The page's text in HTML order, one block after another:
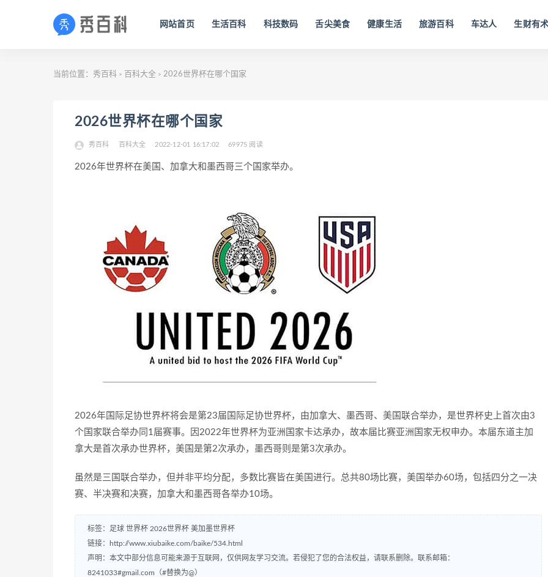
网站首页 生活百科 科技数码 舌尖美食 健康生活 旅游百科 车达人 生财有
当前位置： 秀百科 > 百科大全 > 2026世界杯在哪个国家
2026世界杯在哪个国家
秀百科 百科大全 2022-12-01 16:17:02 69975 阅读
2026年世界杯在美国、加拿大和墨西哥三个国家举办。
2026年国际足协世界杯将会是第23届国际足协世界杯，由加拿大、墨西哥、美国联合举办，是世界杯史上首次由3
个国家联合举办同1届赛事。因2022年世界杯为亚洲国家卡达承办，故本届比赛亚洲国家无权申办。本届东道主加
拿大是首次承办世界杯，美国是第2次承办，墨西哥则是第3次承办。
虽然是三国联合举办，但并非平均分配，多数比赛皆在美国进行。总共80场比赛，美国举办60场，包括四分之一决
赛、半决赛和决赛，加拿大和墨西哥各举办10场。
标签： 足球 世界杯 2026世界杯 美加墨世界杯
链接：
http://www.xiubaike.com/baike/534.html
声明：本文中部分信息可能来源于互联网，仅供网友学习交流。若侵犯了您的合法权益，请联系删除。联系邮箱：
8241033#gmail.com（#替换为@）